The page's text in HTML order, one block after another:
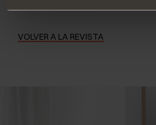
VOLVER A LA REVISTA